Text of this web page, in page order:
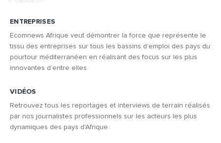
ENTREPRISES
Ecomnews Afrique veut démontrer la force que représente le
tissu des entreprises sur tous les bassins d’emploi des pays du
pourtour méditerranéen en réalisant des focus sur les plus
innovantes d’entre elles.
VIDÉOS
Retrouvez tous les reportages et interviews de terrain réalisés
par nos journalistes professionnels sur les acteurs les plus
dynamiques des pays d'Afrique.